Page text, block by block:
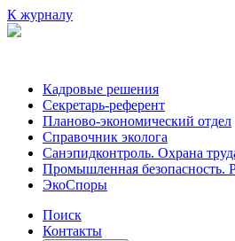
К журналу
Кадровые решения
Секретарь-референт
Планово-экономический отдел
Справочник эколога
Санэпидконтроль. Охрана
Промышленная безопасность.
ЭкоСпоры
Поиск
Контакты